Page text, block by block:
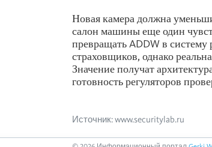
Новая камера должна
салон машины еще один
превращать ADDW в
страховщиков, однако
Значение получат
готовность регуляторов
Источник: www.securitylab.ru